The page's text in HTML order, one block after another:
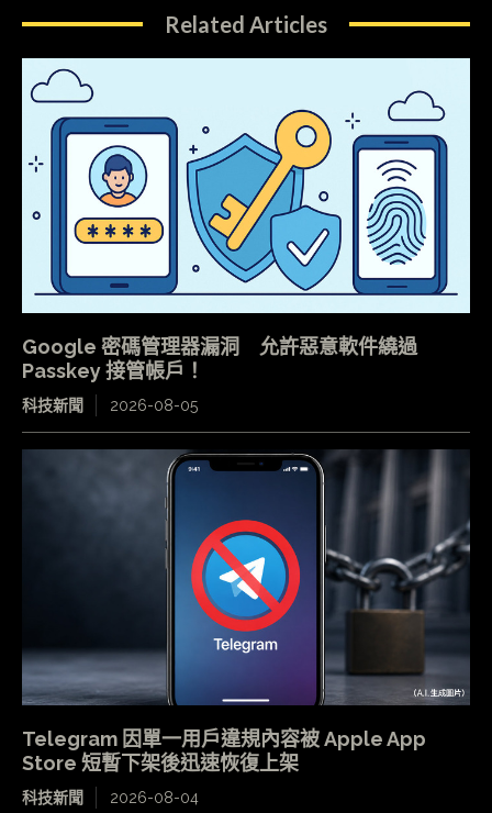
Related Articles
Google 密碼管理器漏洞 允許惡意軟件繞過
Passkey 接管帳戶！
科技新聞 2026-08-05
Telegram 因單一用戶違規內容被 Apple App
Store 短暫下架後迅速恢復上架
科技新聞 2026-08-04